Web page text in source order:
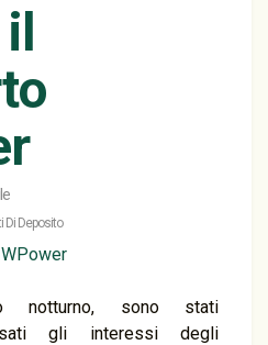
Di Deposito
notturno, sono stati
gli interessi degli